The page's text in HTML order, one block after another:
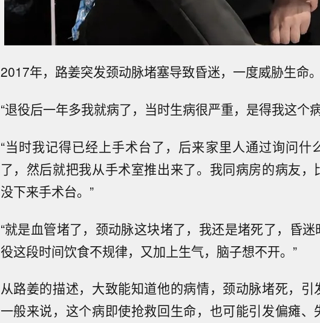
2017年，路姜突发颈动脉堵塞导致昏迷，一度威胁生命。
“退役后一年多我就病了，当时生病很严重，是得我这个
“当时我记得已经上手术台了，后来家里人通过询问什
了，然后就把我从手术室推出来了。我同病房的病友
没下来手术台。”
“就是血管堵了，颈动脉这块堵了，我还是堵死了，昏
役这段时间饮食不规律，又加上生气，脑子想不开。”
从路姜的描述，大致能知道他的病情，颈动脉堵死，引
一般来说，这个病即使抢救回生命，也可能引发偏瘫、